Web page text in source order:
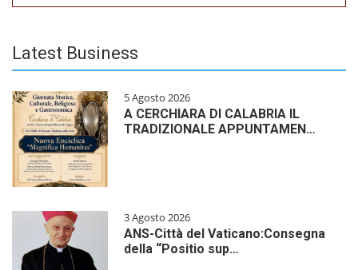
Latest Business
5 Agosto 2026
A CERCHIARA DI CALABRIA IL
TRADIZIONALE APPUNTAMEN…
3 Agosto 2026
ANS-Città del Vaticano:Consegna
della “Positio sup…